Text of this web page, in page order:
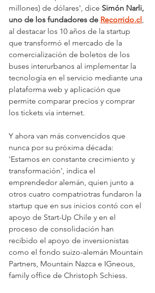
millones) de dólares', dice Simón Narli,
uno de los fundadores de Recorrido.cl
al destacar los 10 años de la startup
que transformó el mercado de la
comercialización de boletos de los
buses interurbanos al implementar la
tecnología en el servicio mediante una
plataforma web y aplicación que
permite comparar precios y comprar
los tickets vía internet.
Y ahora van más convencidos que
nunca por su próxima década:
'Estamos en constante crecimiento y
transformación', indica el
emprendedor alemán, quien junto a
otros cuatro compatriotras fundaron la
startup que en sus inicios contó con el
apoyo de Start-Up Chile y en el
proceso de consolidación han
recibido el apoyo de inversionistas
como el fondo suizo-alemán Mountain
Partners, Mountain Nazca e IGneous,
family office de Christoph Schiess.